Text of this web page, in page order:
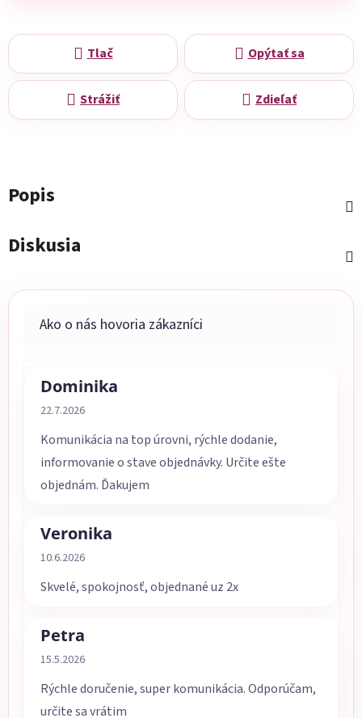
Tlač Opýtať sa
Strážiť Zdieľať
Popis
Diskusia
Dominika
Hodnotenie obchodu je 5 z 5 hviezdičiek.
22.7.2026
Komunikácia na top úrovni, rýchle dodanie,
informovanie o stave objednávky. Určite ešte
objednám. Ďakujem
Veronika
Hodnotenie obchodu je 5 z 5 hviezdičiek.
10.6.2026
Skvelé, spokojnosť, objednané uz 2x
Petra
Hodnotenie obchodu je 5 z 5 hviezdičiek.
15.5.2026
Rýchle doručenie, super komunikácia. Odporúčam,
určite sa vrátim